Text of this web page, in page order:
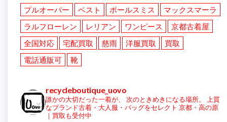
プルオーバー
ベスト ポールスミス
マックスマーラ
ラルフローレン
レリアン ワンピース
京都古着屋
全国対応
宅配買取 慈雨 洋服買取
買取
電話通販可
靴
recycleboutique_uovo
誰かの大切だった一着が、 次のときめきになる場所。
上質
なブランド古着・大人服・バッグをセレクト 京都・高の原
｜買取も受付中